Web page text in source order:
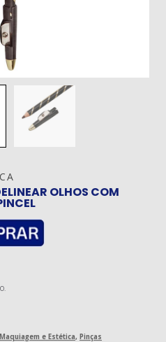
OLHOS COM
Maquiagem e Estética, Pinças